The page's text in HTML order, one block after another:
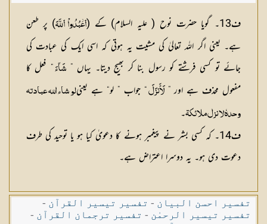
ف13۔ گویا حضرت نوح ( علیہ السلام) کے ( ٱعۡبُدُواْ ٱللَّهَ) پر طعن
ہے۔ یعنی اگر اللہ تعالیٰ کی مشیت یہ ہوتی کہ اسی ایک کی عبادت کی
جائے تو کسی فرشتے کو رسول بنا کر بھیج دیتا۔ یہاں ” شَآءَ“ فعل کا
مفعول محذف ہے اور ”لَأَنزَلَ“ جواب ” لو“ ہے یعنیلو شاء اللہ عبادتہ
وحدہٗ لا نزل ملائکۃ۔
ف14۔ کہ کسی بشر نے پیغمبر ہونے کا دعویٰ کیا ہو یا توحید کی طرف
دعوت دی ہو۔ یہ دوسرا اعتراض ہے۔
تفسیر احسن البیان - تفسیر تیسیر القرآن -
تفسیر تیسیر الرحمٰن - تفسیر ترجمان القرآن -